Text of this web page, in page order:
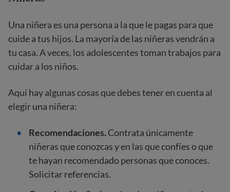
Una niñera es una persona a la que le pagas para que
cuide a tus hijos. La mayoría de las niñeras vendrán a
tu casa. A veces, los adolescentes toman trabajos para
cuidar a los niños.
Aquí hay algunas cosas que debes tener en cuenta al
elegir una niñera:
Recomendaciones.Contrata únicamente
niñeras que conozcas y en las que confíes o que
te hayan recomendado personas que conoces.
Solicitar referencias.